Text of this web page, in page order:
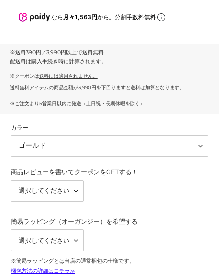
なら 月々1,563円から。分割手数料無料
※送料390円／3,990円以上で送料無料
配送料は購入手続き時に計算されます。
※クーポンは送料には適用されません。
送料無料アイテムの商品金額が3,990円を下回りますと送料は加算となります。
※ご注文より5営業日以内に発送（土日祝・長期休暇を除く）
カラー
商品レビューを書いてクーポンをGETする！
簡易ラッピング（オーガンジー）を希望する
※簡易ラッピングとは当店の通常梱包の仕様です。
梱包方法の詳細はコチラ≫